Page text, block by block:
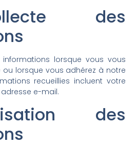
des
lorsque vous vous
ou lorsque vous adhérez à notre
recueillies incluent votre
e-mail.
des